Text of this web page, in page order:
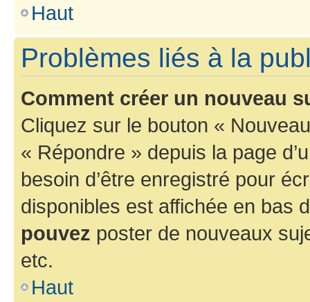
Haut
Problèmes liés à la
Comment créer un nouveau
Cliquez sur le bouton «
« Répondre » depuis la page
besoin d’être enregistré pour
disponibles est affichée en bas
pouvez poster de nouveaux
etc.
Haut